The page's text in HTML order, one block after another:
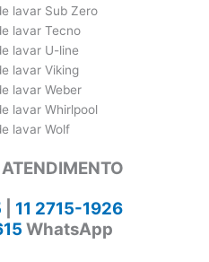
lavar Sub Zero
lavar Tecno
lavar U-line
lavar Viking
lavar Weber
lavar Whirlpool
lavar Wolf
11 2715-1926
WhatsApp